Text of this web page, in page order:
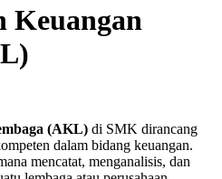
Keuangan
(AKL) di SMK dirancang
dalam bidang keuangan.
mencatat, menganalisis, dan